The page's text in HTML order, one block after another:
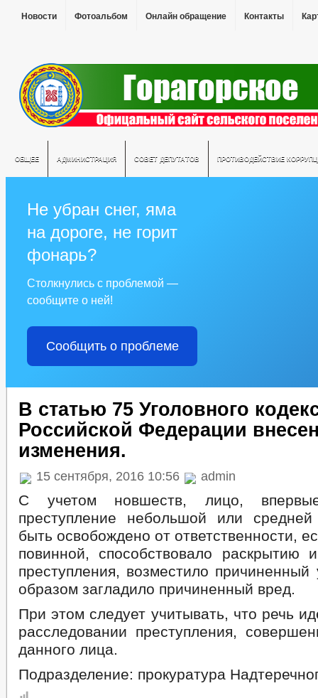
Новости Фотоальбом Онлайн обращение Контакты
ОБЩЕЕ АДМИНИСТРАЦИЯ СОВЕТ ДЕПУТАТОВ ПРОТИВОДЕЙСТВИЕ
Не убран снег, яма
на дороге, не горит
фонарь?
Столкнулись с проблемой —
сообщите о ней!
Сообщить о проблеме
В статью 75 Уголовного
Российской Федерации
изменения.
15 сентября, 2016 10:56 admin
С учетом новшеств, лицо,
преступление небольшой или
быть освобождено от ответственности,
повинной, способствовало раскрытию
преступления, возместило
образом загладило причиненный вред.
При этом следует учитывать, что речь
расследовании преступления,
данного лица.
Подразделение: прокуратура